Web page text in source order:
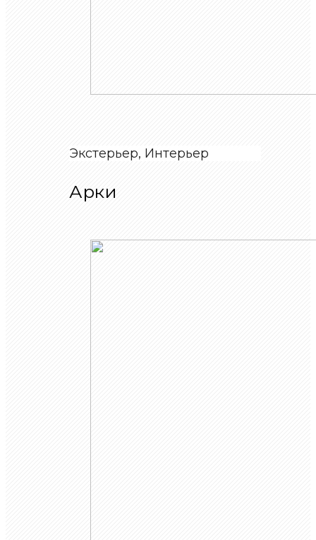
Экстерьер, Интерьер
Арки